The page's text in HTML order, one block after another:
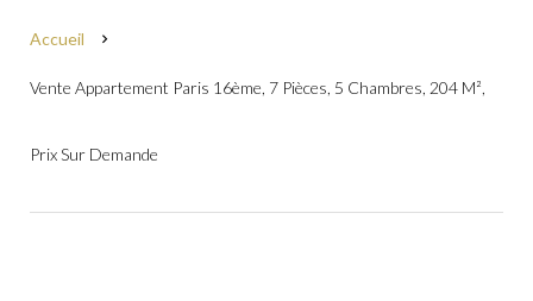
Accueil
Vente Appartement Paris 16ème, 7 Pièces, 5 Chambres, 204 M²,
Prix Sur Demande